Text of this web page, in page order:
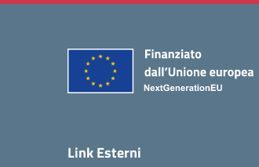
Link Esterni